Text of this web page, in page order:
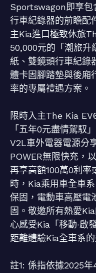
Sportswagon即享包
行車紀錄器的前瞻配
主Kia進口極致休旅
50,000元的「潮旅
紙、雙鏡頭行車紀錄
體卡固腳踏墊與後廂
率的專屬禮遇方案。
限時入主The Kia
「五年0元盡情駕馭
V2L車外電器電源分
POWER無限快充，
再享高額100萬0利
時，Kia乘用車全車
保固，電動車高壓電
固。敬邀所有熱愛
心感受Kia「移動‧啟
距離體驗Kia全車系的
註1: 係指依據2025